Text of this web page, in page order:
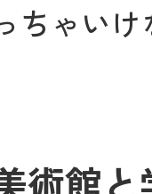
ちゃい
術館